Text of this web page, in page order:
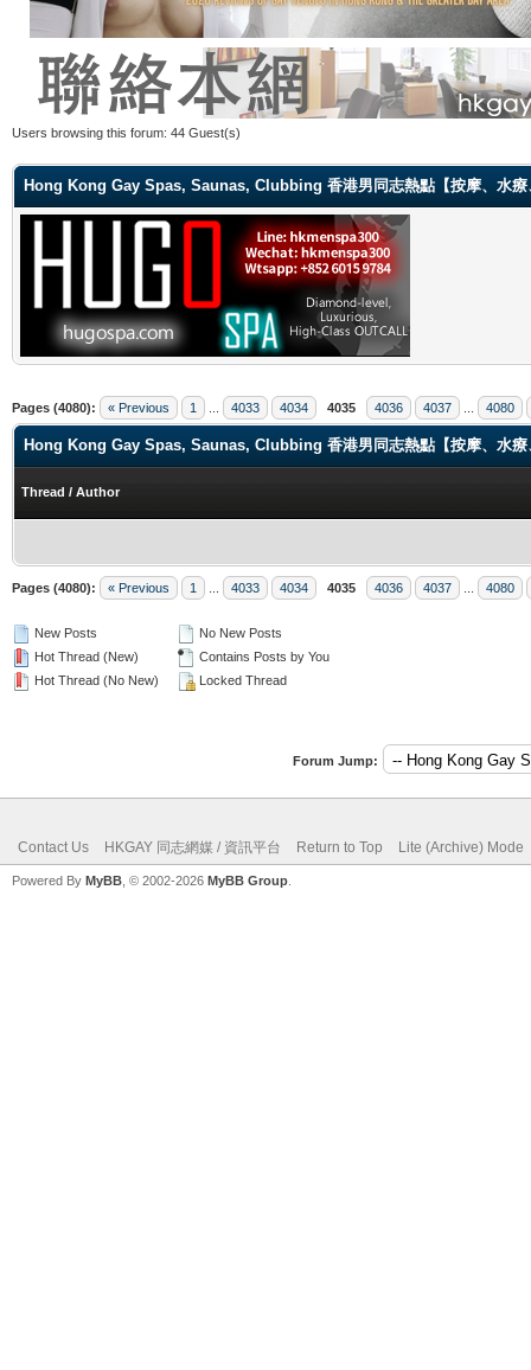
Users browsing this forum: 44 Guest(s)
Hong Kong Gay Spas, Saunas, Clubbing 香港男同志熱點【按摩、水
Pages (4080): « Previous 1 4033 4034 4035 4036 4037 4080
Hong Kong Gay Spas, Saunas, Clubbing 香港男同志熱點【按摩、水療
Thread / Author
Pages (4080): « Previous 1 4033 4034 4035 4036 4037 4080
New Posts
Hot Thread (New)
Hot Thread (No New)
No New Posts
Contains Posts by You
Locked Thread
Forum Jump:
Contact Us HKGAY 同志網媒 / 資訊平台 Return to Top Lite (Archive) Mode
Powered By MyBB , © 2002-2026 MyBB Group